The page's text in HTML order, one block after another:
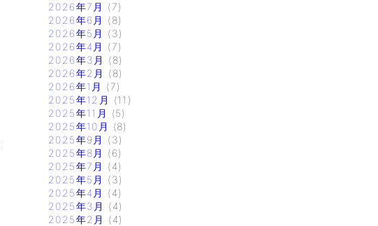
2026年7月
(7)
2026年6月
(8)
2026年5月
(3)
2026年4月
(7)
2026年3月
(8)
2026年2月
(8)
2026年1月
(7)
2025年12月
(11)
2025年11月
(5)
2025年10月
(8)
2025年9月
(3)
2025年8月
(6)
2025年7月
(4)
2025年5月
(3)
2025年4月
(4)
2025年3月
(4)
2025年2月
(4)